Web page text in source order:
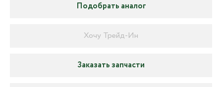
Подобрать аналог
Хочу Трейд-Ин
Заказать запчасти